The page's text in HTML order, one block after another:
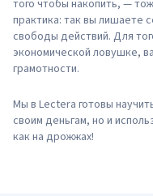
того чтобы накопить, —
практика: так вы лишаете
свободы действий. Для
экономической ловушке,
грамотности.
Мы в Lectera готовы
своим деньгам, но и
как на дрожжах!